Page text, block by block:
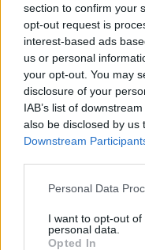
section to confirm your
opt-out request is
interest-based ads
us or personal
your opt-out. You may
disclosure of your
IAB’s list of
also be disclosed by us
Downstream
Personal Data
I want to opt-out
personal data.
Opted In
Η ασφάλεια θα
που θα συζητηθούν
Σλοβακίας, είπε. "Η
ασφάλεια... η
απέναντι στις